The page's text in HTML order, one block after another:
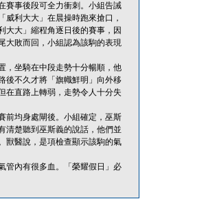
賽事後段可全力衝刺。小組告誡
利大大」在晨操時跑來搶口，
大大」縮程角逐日後的賽事，因
大敗而回，小組認為該駒的表現
，坐騎在中段走勢十分暢順，他
後不久才將「旗幟鮮明」向外移
在直路上轉弱，走勢令人十分失
前均身處閘後。小組確定，巫斯
清楚聽到巫斯義的說話，他們並
獸醫說，是項檢查顯示該駒的氣
管內有很多血。「榮耀假日」必